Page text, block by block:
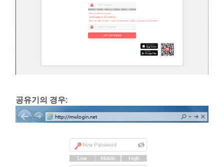
공유기의 경우: